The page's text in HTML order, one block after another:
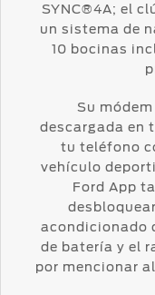
SYNC®4A; el
un sistema de
10 bocinas
Su
descargada en
tu teléfono
vehículo
Ford App
acondicionado
de batería y el
por mencionar